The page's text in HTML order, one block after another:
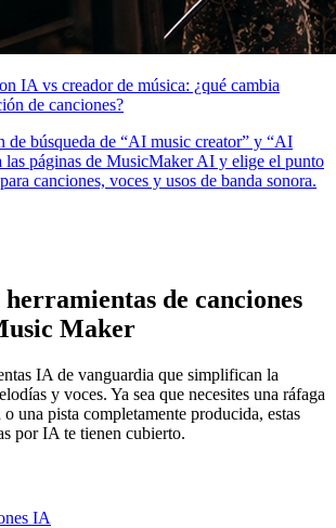
IA vs creador de música: ¿qué cambia
de canciones?
de búsqueda de “AI music creator” y “AI
las páginas de MusicMaker AI y elige el punto
canciones, voces y usos de banda sonora.
de canciones
Maker
IA de vanguardia que simplifican la
y voces. Ya sea que necesites una ráfaga
una pista completamente producida, estas
por IA te tienen cubierto.
IA